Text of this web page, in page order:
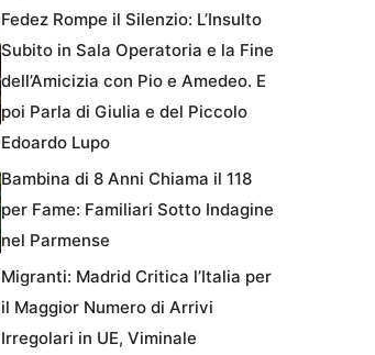
Fedez Rompe il Silenzio: L’Insulto
Subito in Sala Operatoria e la Fine
dell’Amicizia con Pio e Amedeo. E
poi Parla di Giulia e del Piccolo
Edoardo Lupo
Bambina di 8 Anni Chiama il 118
per Fame: Familiari Sotto Indagine
nel Parmense
Migranti: Madrid Critica l’Italia per
il Maggior Numero di Arrivi
Irregolari in UE, Viminale